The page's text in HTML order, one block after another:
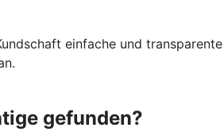
einfache und transparente
gefunden?